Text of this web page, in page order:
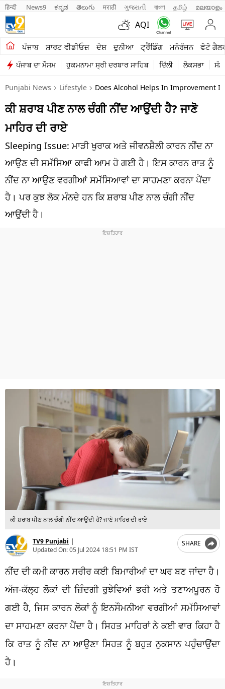
हिन्दी News9 ಕನ್ನಡ తెలుగు मराठी ગુજરાતી বাংলা தமிழ் മലയാളം
AQI
ਪੰਜਾਬ ਸ਼ਾਰਟ ਵੀਡੀਓਜ਼ ਦੇਸ਼ ਦੁਨੀਆ ਟ੍ਰੈਂਡਿੰਗ ਮਨੋਰੰਜਨ ਫੋਟੋ
ਪੰਜਾਬ ਦਾ ਮੌਸਮ ਹੁਕਮਨਾਮਾ ਸ੍ਰੀ ਦਰਬਾਰ ਸਾਹਿਬ ਦਿੱਲੀ ਲੋਕਸਭਾ
ਖੇਤੀਬਾੜੀ
ਸ਼ਾਰਟ ਵੀਡੀਓਜ਼
ਕਾਰੋਬਾਰ
ਕਰਿਅਰ
ਦੇਸ਼
ਲਾਈਫ ਸਟਾਈਲ
ਪੰਜਾਬ
Punjabi News Lifestyle Does Alcohol Helps In Improvement
ਕੀ ਸ਼ਰਾਬ ਪੀਣ ਨਾਲ ਚੰਗੀ ਨੀਂਦ ਆਉਂਦੀ ਹੈ? ਜਾਣੋ
ਮਾਹਿਰ ਦੀ ਰਾਏ
Sleeping Issue: ਮਾੜੀ ਖੁਰਾਕ ਅਤੇ ਜੀਵਨਸ਼ੈਲੀ ਕਾਰਨ ਨੀਂਦ ਨਾ
ਆਉਣ ਦੀ ਸਮੱਸਿਆ ਕਾਫੀ ਆਮ ਹੋ ਗਈ ਹੈ। ਇਸ ਕਾਰਨ ਰਾਤ ਨੂੰ
ਨੀਂਦ ਨਾ ਆਉਣ ਵਰਗੀਆਂ ਸਮੱਸਿਆਵਾਂ ਦਾ ਸਾਹਮਣਾ ਕਰਨਾ ਪੈਂਦਾ
ਹੈ। ਪਰ ਕੁਝ ਲੋਕ ਮੰਨਦੇ ਹਨ ਕਿ ਸ਼ਰਾਬ ਪੀਣ ਨਾਲ ਚੰਗੀ ਨੀਂਦ
ਆਉਂਦੀ ਹੈ।
ਕੀ ਸ਼ਰਾਬ ਪੀਣ ਨਾਲ ਚੰਗੀ ਨੀਂਦ ਆਉਂਦੀ ਹੈ? ਜਾਣੋ ਮਾਹਿਰ ਦੀ ਰਾਏ
TV9 Punjabi |
Updated On:05 Jul 2024 18:51 PM IST
SHARE
ਨੀਂਦ ਦੀ ਕਮੀ ਕਾਰਨ ਸਰੀਰ ਕਈ ਬਿਮਾਰੀਆਂ ਦਾ ਘਰ ਬਣ ਜਾਂਦਾ ਹੈ।
ਅੱਜ-ਕੱਲ੍ਹ ਲੋਕਾਂ ਦੀ ਜ਼ਿੰਦਗੀ ਰੁਝੇਵਿਆਂ ਭਰੀ ਅਤੇ ਤਣਾਅਪੂਰਨ ਹੋ
ਗਈ ਹੈ, ਜਿਸ ਕਾਰਨ ਲੋਕਾਂ ਨੂੰ ਇਨਸੌਮਨੀਆ ਵਰਗੀਆਂ ਸਮੱਸਿਆਵਾਂ
ਦਾ ਸਾਹਮਣਾ ਕਰਨਾ ਪੈਂਦਾ ਹੈ। ਸਿਹਤ ਮਾਹਿਰਾਂ ਨੇ ਕਈ ਵਾਰ ਕਿਹਾ ਹੈ
ਕਿ ਰਾਤ ਨੂੰ ਨੀਂਦ ਨਾ ਆਉਣਾ ਸਿਹਤ ਨੂੰ ਬਹੁਤ ਨੁਕਸਾਨ ਪਹੁੰਚਾਉਂਦਾ
ਹੈ।